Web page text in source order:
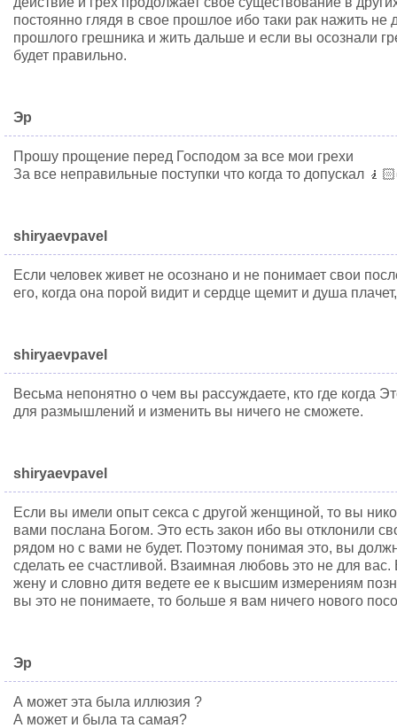
постоянно глядя в свое прошлое ибо таки рак нажить
прошлого грешника и жить дальше и если вы осознали
будет правильно.
Эр
Прошу прощение перед Господом за все мои грехи
За все неправильные поступки что когда то допускал
shiryaevpavel
Если человек живет не осознано и не понимает свои
его, когда она порой видит и сердце щемит и душа
shiryaevpavel
Весьма непонятно о чем вы рассуждаете, кто где когда
для размышлений и изменить вы ничего не сможете.
shiryaevpavel
Если вы имели опыт секса с другой женщиной, то вы
вами послана Богом. Это есть закон ибо вы отклонили
рядом но с вами не будет. Поэтому понимая это, вы
сделать ее счастливой. Взаимная любовь это не для
жену и словно дитя ведете ее к высшим измерениям
вы это не понимаете, то больше я вам ничего нового
Эр
А может эта была иллюзия ?
А может и была та самая?